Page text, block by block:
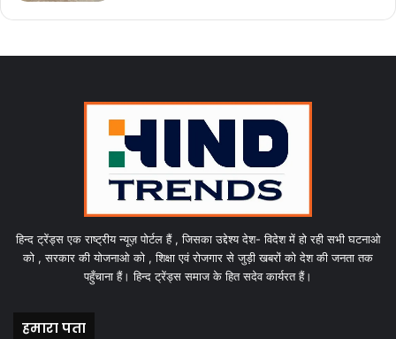
हिन्द ट्रेंड्स एक राष्ट्रीय न्यूज़ पोर्टल हैं , जिसका उद्देश्य देश- विदेश में हो रही सभी घटनाओ
को , सरकार की योजनाओ को , शिक्षा एवं रोजगार से जुड़ी खबरों को देश की जनता तक
पहुँचाना हैं। हिन्द ट्रेंड्स समाज के हित सदेव कार्यरत हैं।
हमारा पता